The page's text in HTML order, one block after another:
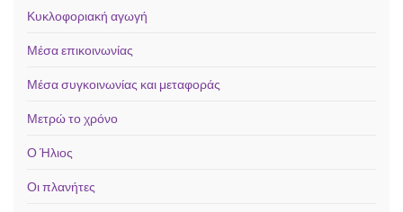
Κυκλοφοριακή αγωγή
Μέσα επικοινωνίας
Μέσα συγκοινωνίας και μεταφοράς
Μετρώ το χρόνο
Ο Ήλιος
Οι πλανήτες